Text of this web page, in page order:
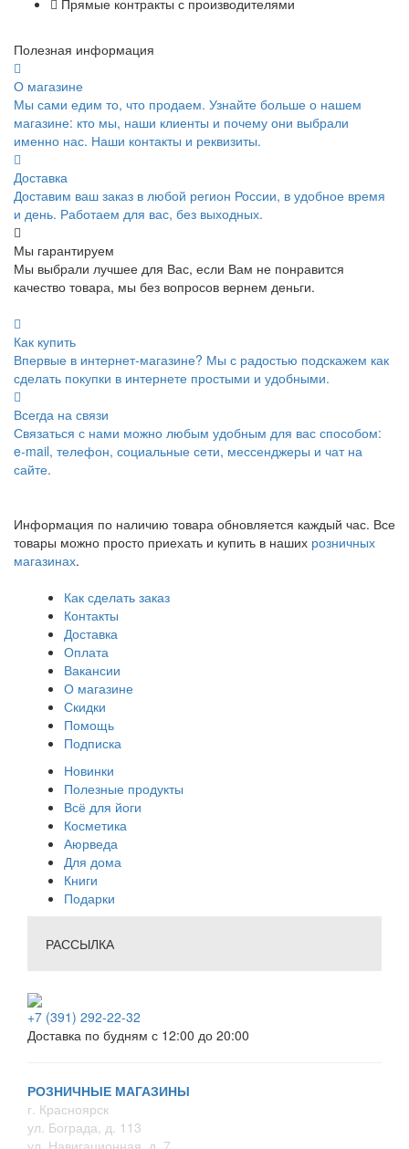
Полезная информация
О магазине
Мы сами едим то, что продаем. Узнайте больше о нашем
магазине: кто мы, наши клиенты и почему они выбрали
именно нас. Наши контакты и реквизиты.
Доставка
Доставим ваш заказ в любой регион России, в удобное время
и день. Работаем для вас, без выходных.
Мы гарантируем
Мы выбрали лучшее для Вас, если Вам не понравится
качество товара, мы без вопросов вернем деньги.
Как купить
Впервые в интернет-магазине? Мы с радостью подскажем как
сделать покупки в интернете простыми и удобными.
Всегда на связи
Связаться с нами можно любым удобным для вас способом:
e-mail, телефон, социальные сети, мессенджеры и чат на
сайте.
Информация по наличию товара обновляется каждый час. Все
товары можно просто приехать и купить в наших розничных
магазинах.
Как сделать заказ
Контакты
Доставка
Оплата
Вакансии
О магазине
Скидки
Помощь
Подписка
Новинки
Полезные продукты
Всё для йоги
Косметика
Аюрведа
Для дома
Книги
Подарки
РАССЫЛКА
+7 (391) 292-22-32
Доставка по будням с 12:00 до 20:00
РОЗНИЧНЫЕ МАГАЗИНЫ
г. Красноярск
ул. Бограда, д. 113
ул. Навигационная, д. 7